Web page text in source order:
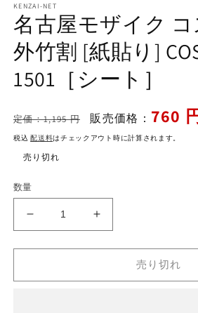
ル
で
メ
デ
ィ
ア
開
く
KENZAI-NET
名古屋モザイク
外竹割 [紙貼り]
1501［シート］
通
常
価
格
定価：1,195 円
セ
ー
ル
販売価格： 760
税込配送料はチェックアウト時に計算されます。
売り切れ
数量
名
売り切れ